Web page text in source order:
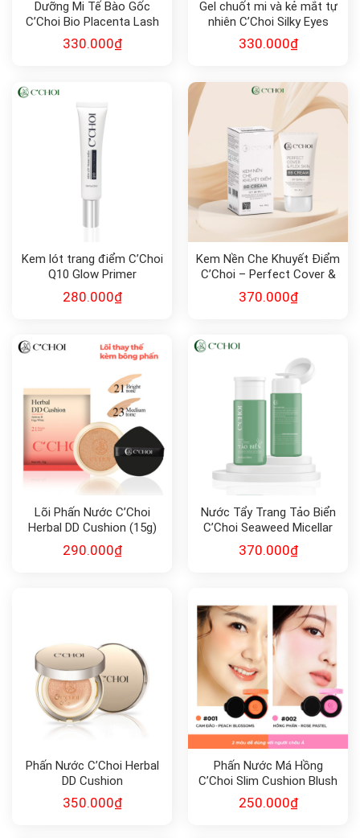
Dưỡng Mi Tế Bào Gốc
C’Choi Bio Placenta Lash
Serum
330.000₫
Gel chuốt mi và kẻ mắt tự
nhiên C’Choi Silky Eyes
Mascara & Eyeliner
330.000₫
Kem lót trang điểm C’Choi
Q10 Glow Primer
280.000₫
Kem Nền Che Khuyết Điểm
C’Choi – Perfect Cover &
Flex Skin BB Cream
370.000₫
Lõi Phấn Nước C’Choi
Herbal DD Cushion (15g)
SPF 50
290.000₫
Nước Tẩy Trang Tảo Biển
C’Choi Seaweed Micellar
Water
370.000₫
Phấn Nước C’Choi Herbal
DD Cushion
350.000₫
Phấn Nước Má Hồng
C’Choi Slim Cushion Blush
250.000₫